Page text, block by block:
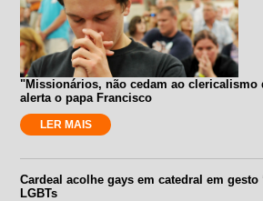
"Missionários, não cedam ao clericalismo
alerta o papa Francisco
LER MAIS
Cardeal acolhe gays em catedral em
LGBTs